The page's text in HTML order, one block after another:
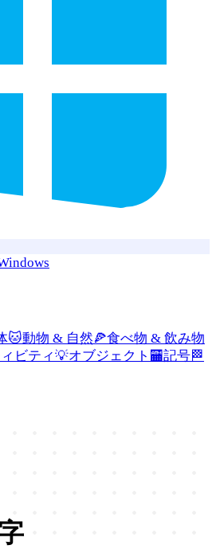
🐱動物 & 自然🍕食べ物 & 飲み物
ビティ💡オブジェクト 🏧記号🏁